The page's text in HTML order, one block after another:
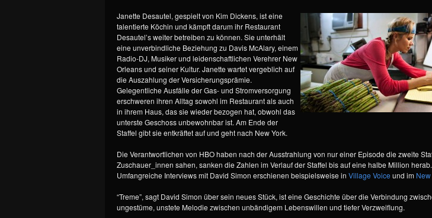
Janette Desautel, gespielt von Kim Dickens, ist eine
talentierte Köchin und kämpft darum ihr Restaurant
Desautel’s weiter betreiben zu können. Sie unterhält
eine unverbindliche Beziehung zu Davis McAlary, einem
Radio-DJ, Musiker und leidenschaftlichen Verehrer New
Orleans und seiner Kultur. Janette wartet vergeblich auf
die Auszahlung der Versicherungsprämie.
Gelegentliche Ausfälle der Gas- und Stromversorgung
erschweren ihren Alltag sowohl im Restaurant als auch
in ihrem Haus, das sie wieder bezogen hat, obwohl das
unterste Geschoss unbewohnbar ist. Am Ende der
Staffel gibt sie entkräftet auf und geht nach New York.
Die Verantwortlichen von HBO haben nach der Ausstrahlung von nur einer Episode die zweite
Zuschauer_innen sahen, sanken die Zahlen im Verlauf der Staffel bis auf eine halbe Million
Umfangreiche Interviews mit David Simon erschienen beispielsweise in Village Voice und im
“Treme”, sagt David Simon über sein neues Stück, ist eine Geschichte über die Verbindung
ungestüme, unstete Melodie zwischen unbändigem Lebenswillen und tiefer Verzweiflung.